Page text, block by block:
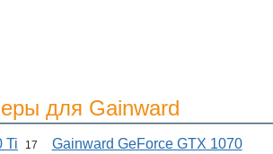
для Gainward
Ti
17 Gainward GeForce GTX 1070